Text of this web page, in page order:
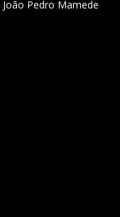
João Pedro Mamede